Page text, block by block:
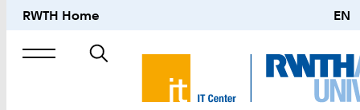
RWTH Home EN
Suche
nach